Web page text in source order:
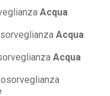
Acqua
Acqua
Acqua